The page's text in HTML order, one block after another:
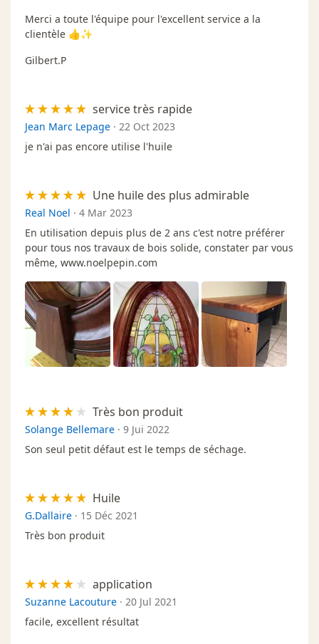
Merci a toute l'équipe pour l'excellent service a la
clientèle 👍✨
Gilbert.P
service très rapide
Jean Marc Lepage · 22 Oct 2023
je n'ai pas encore utilise l'huile
Une huile des plus admirable
Real Noel · 4 Mar 2023
En utilisation depuis plus de 2 ans c'est notre préférer
pour tous nos travaux de bois solide, constater par vous
même, www.noelpepin.com
Très bon produit
Solange Bellemare · 9 Jui 2022
Son seul petit défaut est le temps de séchage.
Huile
G.Dallaire · 15 Déc 2021
Très bon produit
application
Suzanne Lacouture · 20 Jul 2021
facile, excellent résultat